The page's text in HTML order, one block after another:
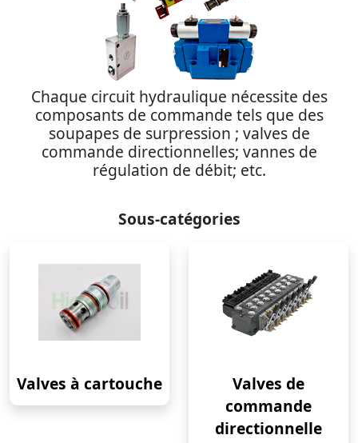
Chaque circuit hydraulique nécessite des
composants de commande tels que des
soupapes de surpression ; valves de
commande directionnelles; vannes de
régulation de débit; etc.
Sous-catégories
Valves à cartouche
Valves de
commande
directionnelle